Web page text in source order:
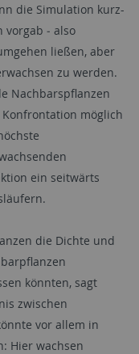
die Simulation kurz-
‒ also
ließen, aber
zu werden.
Nachbarspflanzen
möglich
ein seitwärts
die Dichte und
könnten, sagt
zwischen
vor allem in
Hier wachsen